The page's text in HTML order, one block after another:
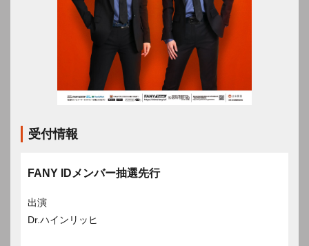
受付情報
FANY IDメンバー抽選先行
出演
Dr.ハインリッヒ